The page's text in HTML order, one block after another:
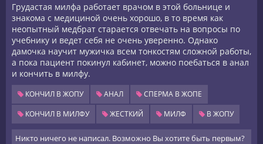
Грудастая милфа работает врачом в этой больнице и
знакома с медициной очень хорошо, в то время как
неопытный медбрат старается отвечать на вопросы по
учебнику и ведет себя не очень уверенно. Однако
дамочка научит мужичка всем тонкостям сложной работы,
а пока пациент покинул кабинет, можно поебаться в анал
и кончить в милфу.
КОНЧИЛ В ЖОПУ АНАЛ
СПЕРМА В ЖОПЕ
КОНЧИЛ В МИЛФУ
ЖЕСТКИЙ МИЛФ В ЖОПУ
Никто ничего не написал. Возможно Вы хотите быть первым?